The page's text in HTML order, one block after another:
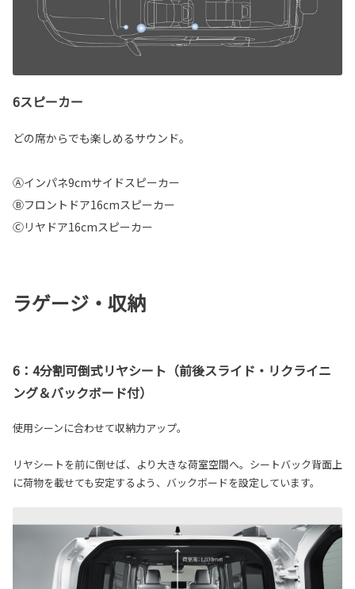
6スピーカー
どの席からでも楽しめるサウンド。
Ⓐインパネ9cmサイドスピーカー
Ⓑフロントドア16cmスピーカー
Ⓒリヤドア16cmスピーカー
ラゲージ・収納
6：4分割可倒式リヤシート（前後スライド・リクライニ
ング＆バックボード付）
使用シーンに合わせて収納力アップ。
リヤシートを前に倒せば、より大きな荷室空間へ。シートバック背面上
に荷物を載せても安定するよう、バックボードを設定しています。